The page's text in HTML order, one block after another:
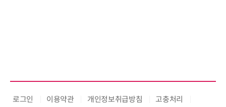
로그인 이용약관 개인정보취급방침 고충처리